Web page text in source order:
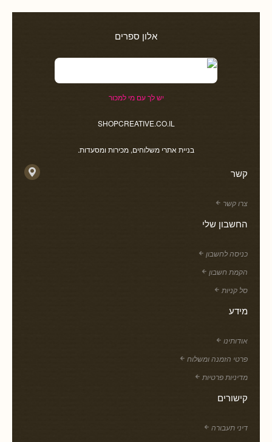
אלון ספרים
יש לך עם מי למכור
SHOPCREATIVE.CO.IL
בניית אתרי משלוחים, מכירות ומסעדות.
קשר
צרו קשר
החשבון שלי
כניסה לחשבון
הקמת חשבון
סל קניות
מידע
אודותינו
פרטי הזמנה ומשלוח
מדיניות פרטיות
קישורים
דיני תעבורה